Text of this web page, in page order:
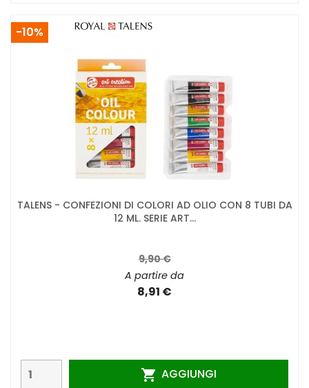
TALENS - CONFEZIONI DI COLORI AD OLIO CON 8 TUBI DA
12 ML. SERIE ART...
9,90 €
A partire da
8,91 €
 AGGIUNGI
-10%